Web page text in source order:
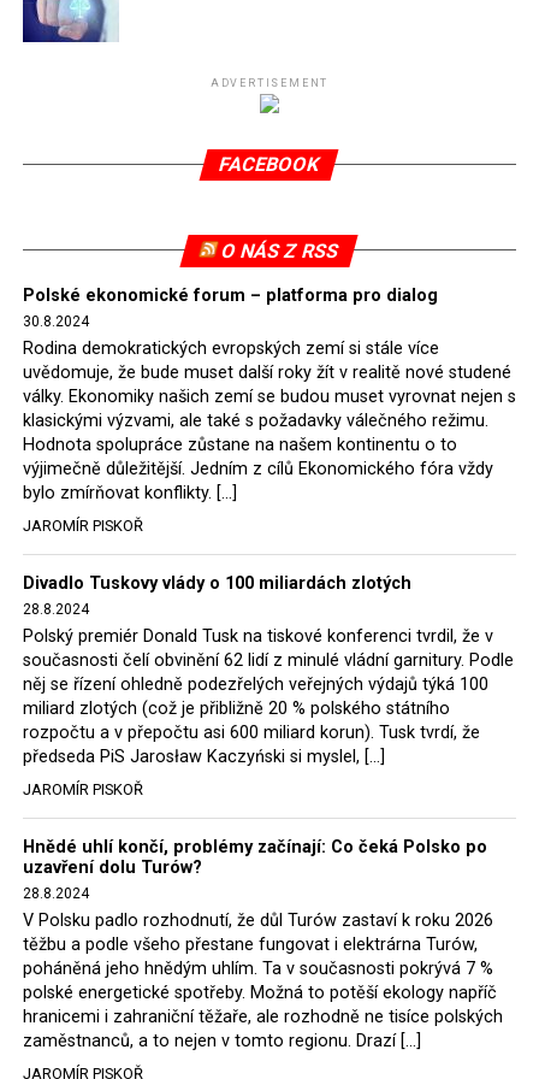
Připomeňme, že ukončení těžby hnědého uhlí pro
(SDEU) v souvislosti se stížnostmi českých samospráv
verdiktem španělské soudkyně Rosario Silva de Lapureta
tomuto rozhodnutí nevyhověla, proto na žádost
2022, než byl tento případ z důvodu uzavření dohody
Polska s Českou republikou o odstranění příčin sporu o
důl Turów vymazán z rejstříku tribunálu. Celkem si
Polsko nechalo z přiznaných evropských fondů odečíst
asi 70 milionů eur na pokutách a 45 milionů eur
zaplatilo jako odškodnění České republice – ale jak důl,
tak elektrárna nadále fungovaly. Už tehdy zástupci
tehdejší opozice a dnes vládnoucí koalice, jako
místopředseda Občanské platformy (PO) Rafał
Hołownia, přímo řekli, že by se polská vláda měla
tomuto rozhodnutí podřídit.
Rozhodnutí polského ministra spravedlnosti jistě potěší
německé, české a polské ekology, ale i těžaře. Je těžké si
představit, že by o takové věci rozhodoval sám ministr
Bodnar. Musel získat politický souhlas vládnoucí koalice.
Stále jsou totiž platné argumenty Morawieckého vlády,
že důl i elektrárna jsou – kromě zabezpečování cca 7 %
polského energetického mixu – klíčovými podniky, spolu
se svými dceřinými společnostmi zaměstnávají cca pět
tisíc lidí. Navíc s činností dolu a elektrárny nepřímo
souvisí dalších několik desítek tisíc pracovních míst v
regionu. Zelená politika ale opět zvítězila.
Rozhodnutí polského ministra spravedlnosti jistě potěší
německé, české a polské ekology, kteří žalobu u
ADVERTISEMENT
FACEBOOK
O NÁS Z RSS
Polské ekonomické forum – platforma pro dialog
30.8.2024
Rodina demokratických evropských zemí si stále více
uvědomuje, že bude muset další roky žít v realitě nové studené
války. Ekonomiky našich zemí se budou muset vyrovnat nejen s
klasickými výzvami, ale také s požadavky válečného režimu.
Hodnota spolupráce zůstane na našem kontinentu o to
výjimečně důležitější. Jedním z cílů Ekonomického fóra vždy
bylo zmírňovat konflikty. […]
JAROMÍR PISKOŘ
Divadlo Tuskovy vlády o 100 miliardách zlotých
28.8.2024
Polský premiér Donald Tusk na tiskové konferenci tvrdil, že v
současnosti čelí obvinění 62 lidí z minulé vládní garnitury. Podle
něj se řízení ohledně podezřelých veřejných výdajů týká 100
miliard zlotých (což je přibližně 20 % polského státního
rozpočtu a v přepočtu asi 600 miliard korun). Tusk tvrdí, že
předseda PiS Jarosław Kaczyński si myslel, […]
JAROMÍR PISKOŘ
Hnědé uhlí končí, problémy začínají: Co čeká Polsko po
uzavření dolu Turów?
28.8.2024
V Polsku padlo rozhodnutí, že důl Turów zastaví k roku 2026
těžbu a podle všeho přestane fungovat i elektrárna Turów,
poháněná jeho hnědým uhlím. Ta v současnosti pokrývá 7 %
polské energetické spotřeby. Možná to potěší ekology napříč
hranicemi i zahraniční těžaře, ale rozhodně ne tisíce polských
zaměstnanců, a to nejen v tomto regionu. Drazí […]
JAROMÍR PISKOŘ